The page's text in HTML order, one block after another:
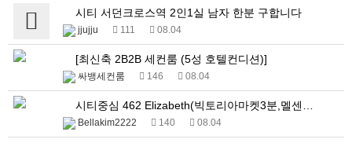
시티 서던크로스역 2인1실 남자 한분 구합니다
jjujju 111 08.04
[최신축 2B2B 세컨룸 (5성 호텔컨디션)]
싸뱅세컨룸 146 08.04
시티중심 462 Elizabeth(빅토리아마켓3분,멜센…
Bellakim2222 140 08.04